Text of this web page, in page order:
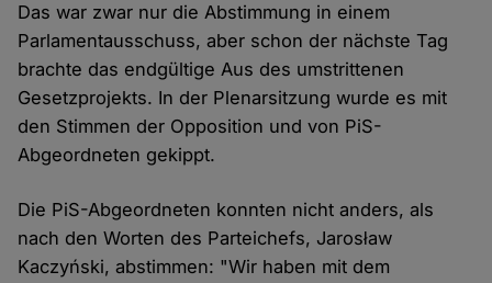
Das war zwar nur die Abstimmung in einem
Parlamentausschuss, aber schon der nächste Tag
brachte das endgültige Aus des umstrittenen
Gesetzprojekts. In der Plenarsitzung wurde es mit
den Stimmen der Opposition und von PiS-
Abgeordneten gekippt.
Die PiS-Abgeordneten konnten nicht anders, als
nach den Worten des Parteichefs, Jarosław
Kaczyński, abstimmen: "Wir haben mit dem